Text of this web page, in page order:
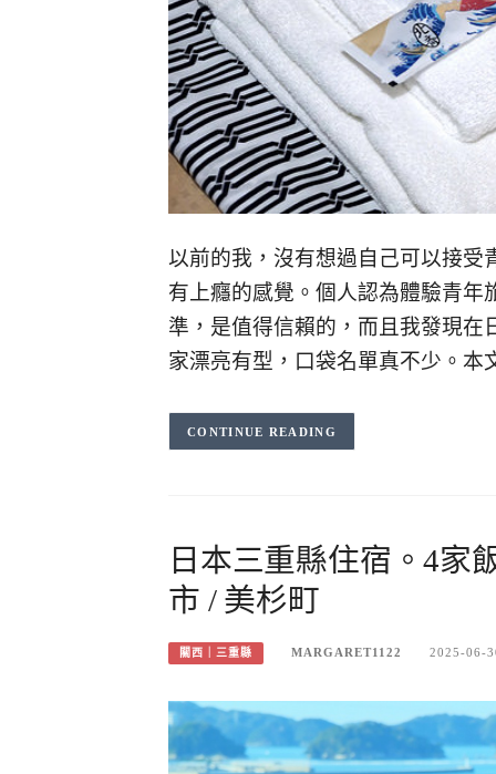
以前的我，沒有想過自己可以接受
有上癮的感覺。個人認為體驗青年
準，是值得信賴的，而且我發現在
家漂亮有型，口袋名單真不少。
CONTINUE READING
日本三重縣住宿。4家
市 / 美杉町
關西｜三重縣 MARGARET1122 2025-06-